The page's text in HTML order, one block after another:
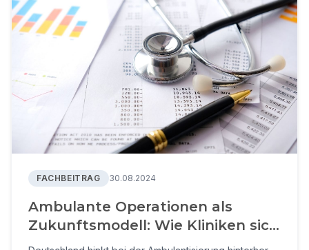
FACHBEITRAG 30.08.2024
Ambulante Operationen als
Zukunftsmodell: Wie Kliniken sich
erfolgreich positionieren können